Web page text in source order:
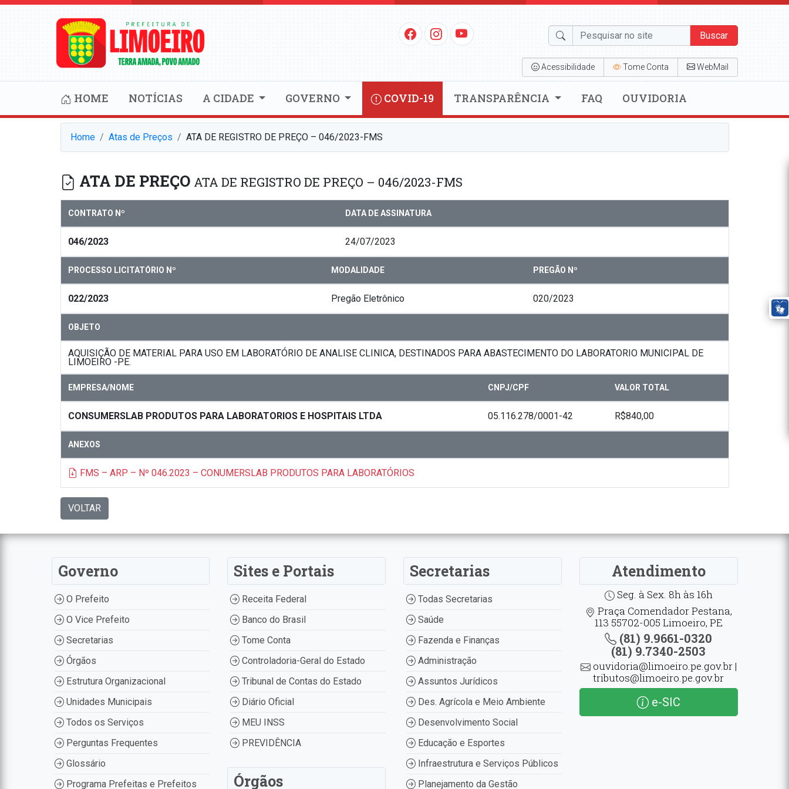
Buscar
Acessibilidade Tome Conta WebMail
HOME NOTÍCIAS A CIDADE GOVERNO COVID-19 TRANSPARÊNCIA FAQ OUVIDORIA
Home Atas de Preços ATA DE REGISTRO DE PREÇO – 046/2023-FMS
ATA DE PREÇO ATA DE REGISTRO DE PREÇO – 046/2023-FMS
CONTRATO Nº DATA DE ASSINATURA
046/2023 24/07/2023
PROCESSO LICITATÓRIO Nº MODALIDADE PREGÃO Nº
022/2023 Pregão Eletrônico 020/2023
OBJETO
AQUISIÇÃO DE MATERIAL PARA USO EM LABORATÓRIO DE ANALISE CLINICA, DESTINADOS PARA ABASTECIMENTO DO LABORATORIO MUNICIPAL DE
LIMOEIRO -PE.
EMPRESA/NOME CNPJ/CPF VALOR TOTAL
CONSUMERSLAB PRODUTOS PARA LABORATORIOS E HOSPITAIS LTDA 05.116.278/0001-42 R$840,00
ANEXOS
FMS – ARP – Nº 046.2023 – CONUMERSLAB PRODUTOS PARA LABORATÓRIOS
VOLTAR
Governo
O Prefeito
O Vice Prefeito
Secretarias
Órgãos
Estrutura Organizacional
Unidades Municipais
Todos os Serviços
Perguntas Frequentes
Glossário
Programa Prefeitas e Prefeitos
Sites e Portais
Receita Federal
Banco do Brasil
Tome Conta
Controladoria-Geral do Estado
Tribunal de Contas do Estado
Diário Oficial
MEU INSS
PREVIDÊNCIA
Órgãos
Secretarias
Todas Secretarias
Saúde
Fazenda e Finanças
Administração
Assuntos Jurídicos
Des. Agrícola e Meio Ambiente
Desenvolvimento Social
Educação e Esportes
Infraestrutura e Serviços Públicos
Planejamento da Gestão
Atendimento
Seg. à Sex. 8h às 16h
Praça Comendador Pestana,
113 55702-005 Limoeiro, PE
(81) 9.9661-0320
(81) 9.7340-2503
ouvidoria@limoeiro.pe.gov.br |
tributos@limoeiro.pe.gov.br
e-SIC